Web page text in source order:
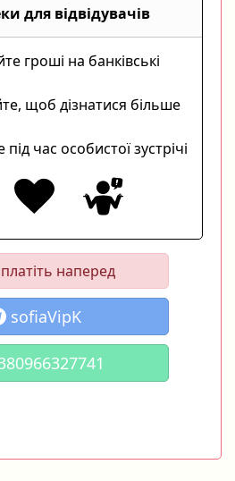
для відвідувачів
гроші на банківські
щоб дізнатися більше
час особистої зустрічі
наперед
sofiaVipK